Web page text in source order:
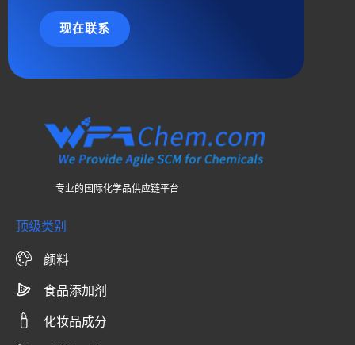
现在联系
专业的国际化学品供应链平台
顶级类别
颜料
食品添加剂
化妆品成分